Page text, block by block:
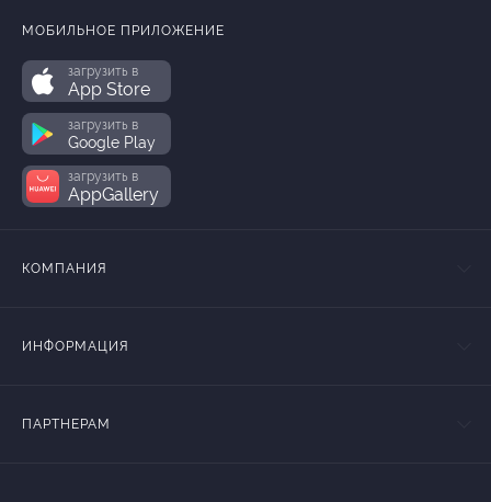
МОБИЛЬНОЕ ПРИЛОЖЕНИЕ
загрузить в
App Store
загрузить в
Google Play
загрузить в
AppGallery
КОМПАНИЯ
ИНФОРМАЦИЯ
ПАРТНЕРАМ